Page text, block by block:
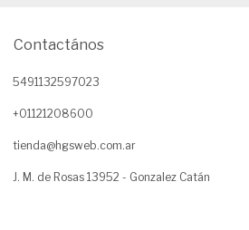
Contactános
5491132597023
+01121208600
tienda@hgsweb.com.ar
J. M. de Rosas 13952 - Gonzalez Catán